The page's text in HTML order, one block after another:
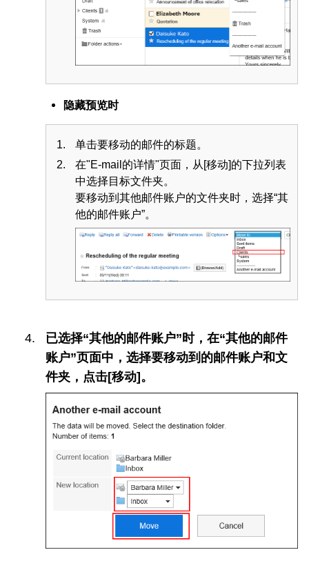
隐藏预览时
单击要移动的邮件的标题。
在"E-mail的详情"页面，从[移动]的下拉列表
中选择目标文件夹。
要移动到其他邮件账户的文件夹时，选择“其
他的邮件账户”。
已选择“其他的邮件账户”时，在“其他的邮件
账户”页面中，选择要移动到的邮件账户和文
件夹，点击[移动]。